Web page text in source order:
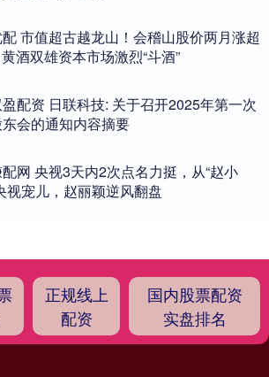
市值超古越龙山！会稽山股价两月涨超
酒双雄资本市场激烈“斗酒”
配资 日联科技: 关于召开2025年第一次
会的通知内容摘要
网 央视3天内2次点名力挺，从“赵小
视宠儿，赵丽颖逆风翻盘
正规线上
配资
国内股票配资
实盘排名